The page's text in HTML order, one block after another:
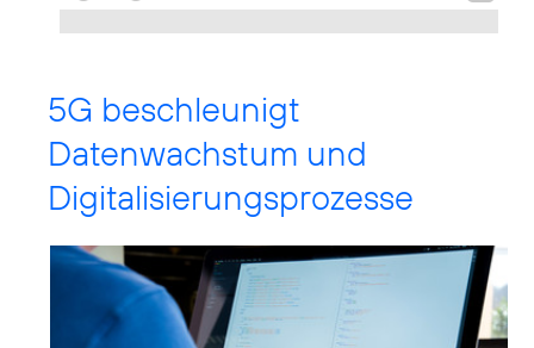
5G beschleunigt
Datenwachstum und
Digitalisierungsprozesse